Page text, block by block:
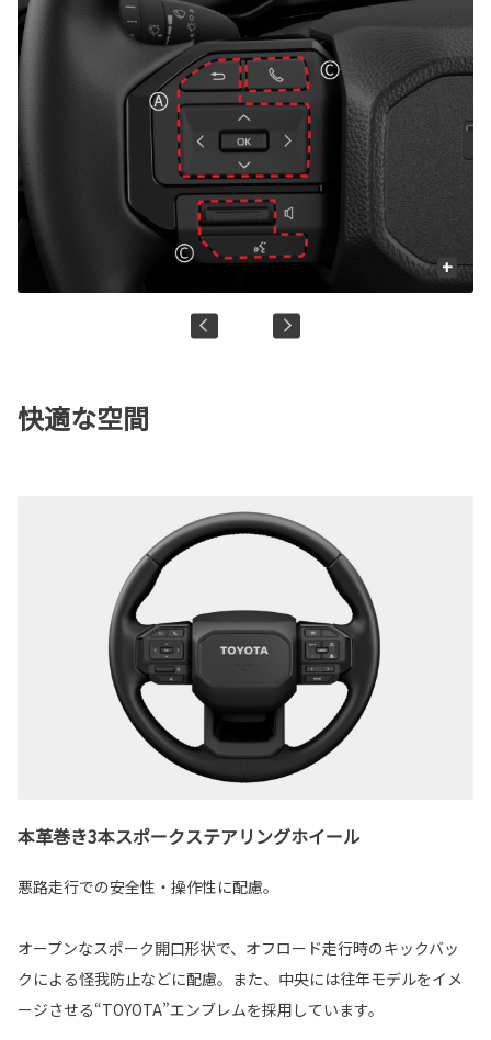
+
快適な空間
本革巻き3本スポークステアリングホイール
悪路走行での安全性・操作性に配慮。
オープンなスポーク開口形状で、オフロード走行時のキックバッ
クによる怪我防止などに配慮。また、中央には往年モデルをイメ
ージさせる“TOYOTA”エンブレムを採用しています。